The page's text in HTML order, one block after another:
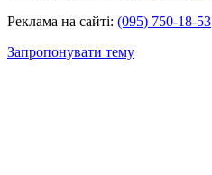
Реклама на сайті: (095) 750-18-53
Запропонувати тему